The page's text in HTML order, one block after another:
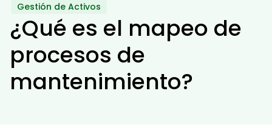
Gestión de Activos
¿Qué es el mapeo de
procesos de
mantenimiento?